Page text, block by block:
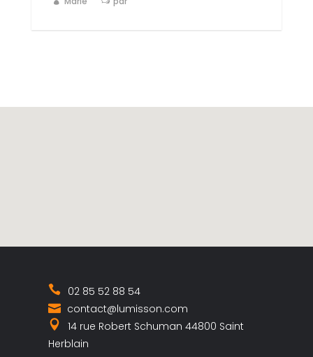
02 85 52 88 54
contact@lumisson.com
14 rue Robert Schuman 44800 Saint
Herblain